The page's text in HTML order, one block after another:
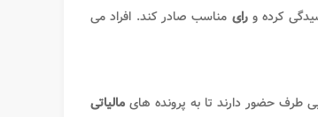
کرده ورای مناسب صادر کند. افراد می
طرف حضور دارند تا به پرونده های مالیاتی